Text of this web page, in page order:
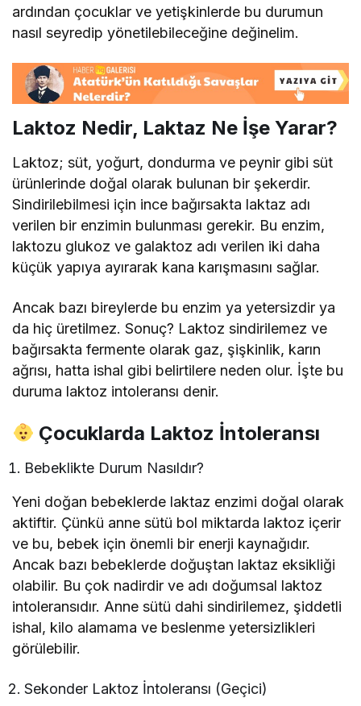
ardından çocuklar ve yetişkinlerde bu durumun
nasıl seyredip yönetilebileceğine değinelim.
Laktoz Nedir, Laktaz Ne İşe Yarar?
Laktoz; süt, yoğurt, dondurma ve peynir gibi süt
ürünlerinde doğal olarak bulunan bir şekerdir.
Sindirilebilmesi için ince bağırsakta laktaz adı
verilen bir enzimin bulunması gerekir. Bu enzim,
laktozu glukoz ve galaktoz adı verilen iki daha
küçük yapıya ayırarak kana karışmasını sağlar.
Ancak bazı bireylerde bu enzim ya yetersizdir ya
da hiç üretilmez. Sonuç? Laktoz sindirilemez ve
bağırsakta fermente olarak gaz, şişkinlik, karın
ağrısı, hatta ishal gibi belirtilere neden olur. İşte bu
duruma laktoz intoleransı denir.
Çocuklarda Laktoz İntoleransı
Bebeklikte Durum Nasıldır?
Yeni doğan bebeklerde laktaz enzimi doğal olarak
aktiftir. Çünkü anne sütü bol miktarda laktoz içerir
ve bu, bebek için önemli bir enerji kaynağıdır.
Ancak bazı bebeklerde doğuştan laktaz eksikliği
olabilir. Bu çok nadirdir ve adı doğumsal laktoz
intoleransıdır. Anne sütü dahi sindirilemez, şiddetli
ishal, kilo alamama ve beslenme yetersizlikleri
görülebilir.
Sekonder Laktoz İntoleransı (Geçici)